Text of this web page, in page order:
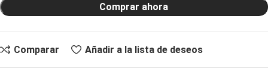
Comprar ahora
Comparar Añadir a la lista de deseos